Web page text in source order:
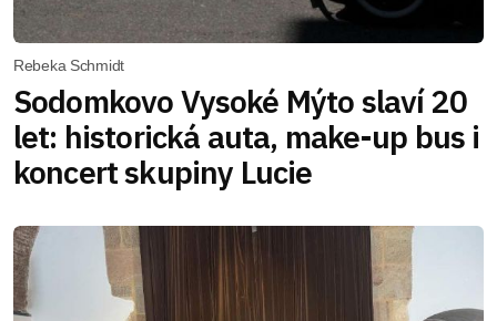
Rebeka Schmidt
Sodomkovo Vysoké Mýto slaví 20
let: historická auta, make-up bus i
koncert skupiny Lucie